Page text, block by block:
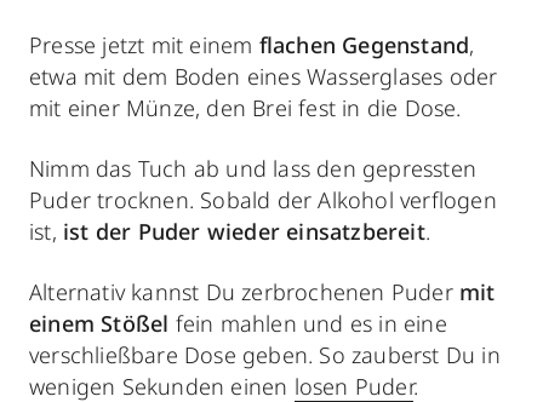
Presse jetzt mit einem flachen Gegenstand,
etwa mit dem Boden eines Wasserglases oder
mit einer Münze, den Brei fest in die Dose.
Nimm das Tuch ab und lass den gepressten
Puder trocknen. Sobald der Alkohol verflogen
ist, ist der Puder wieder einsatzbereit.
Alternativ kannst Du zerbrochenen Puder mit
einem Stößel fein mahlen und es in eine
verschließbare Dose geben. So zauberst Du in
wenigen Sekunden einen losen Puder.